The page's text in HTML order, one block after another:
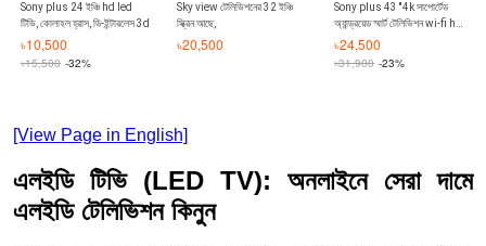
Sony plus 24 ইঞ্চি hd led
টিভি, কোলাহল হ্রাস, ডি-ইন্টারলেস 3d
৳10,500
৳15,500 -32%
Sky view টেলিভিশনের 32 ইঞ্চি
স্ক্রিন আছে,
৳20,500
Sony plus 43 ''4k সাপোর্টেড
অ্যান্ড্রয়েড স্মার্ট টেলিভিশন wi-fi hd
led টিভি 4k সাপোর্টেড ram 2 gb
৳24,500
৳31,900 -23%
[View Page in English]
এলইডি টিভি (LED TV): অনলাইনে সেরা দামে
এলইডি টেলিভিশন কিনুন